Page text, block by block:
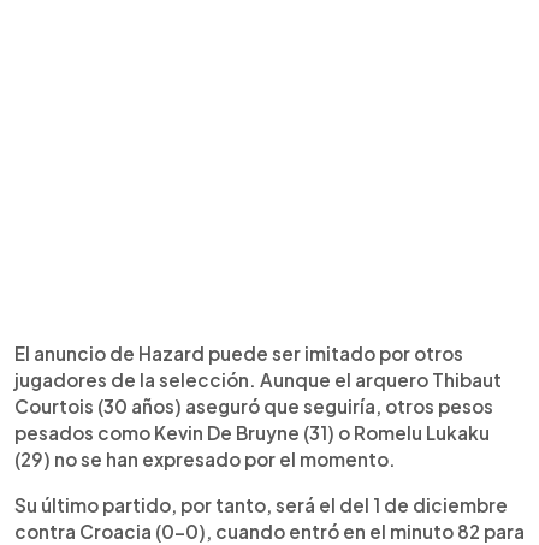
El anuncio de Hazard puede ser imitado por otros
jugadores de la selección. Aunque el arquero Thibaut
Courtois (30 años) aseguró que seguiría, otros pesos
pesados como Kevin De Bruyne (31) o Romelu Lukaku
(29) no se han expresado por el momento.
Su último partido, por tanto, será el del 1 de diciembre
contra Croacia (0-0), cuando entró en el minuto 82 para